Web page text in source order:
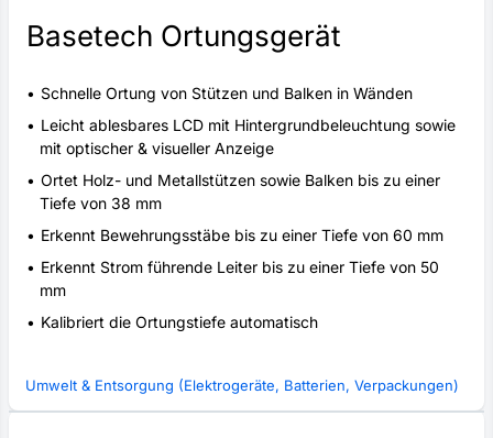
Basetech Ortungsgerät
Schnelle Ortung von Stützen und Balken in Wänden
Leicht ablesbares LCD mit Hintergrundbeleuchtung sowie
mit optischer & visueller Anzeige
Ortet Holz- und Metallstützen sowie Balken bis zu einer
Tiefe von 38 mm
Erkennt Bewehrungsstäbe bis zu einer Tiefe von 60 mm
Erkennt Strom führende Leiter bis zu einer Tiefe von 50
mm
Kalibriert die Ortungstiefe automatisch
Umwelt & Entsorgung (Elektrogeräte, Batterien, Verpackungen)